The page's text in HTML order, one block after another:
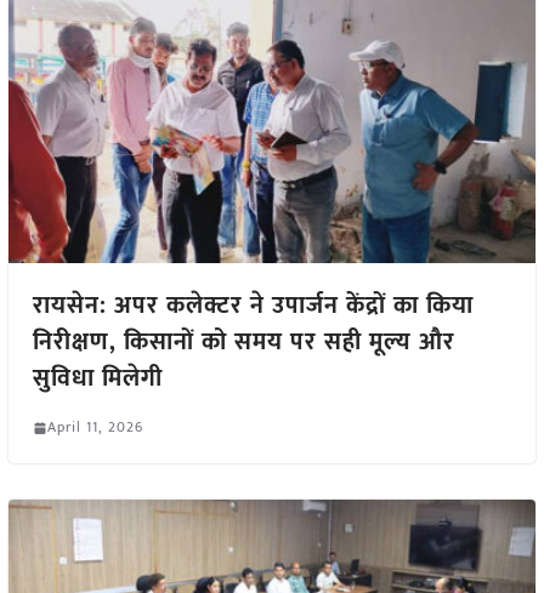
रायसेन: अपर कलेक्टर ने उपार्जन केंद्रों का किया
निरीक्षण, किसानों को समय पर सही मूल्य और
सुविधा मिलेगी
April 11, 2026